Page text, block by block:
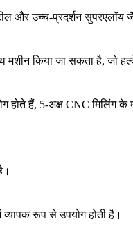
और उच्च-प्रदर्शन सुपरएलॉय
मशीन किया जा सकता है, जो
होते हैं, 5-अक्ष CNC
रूप से उपयोग होती है।